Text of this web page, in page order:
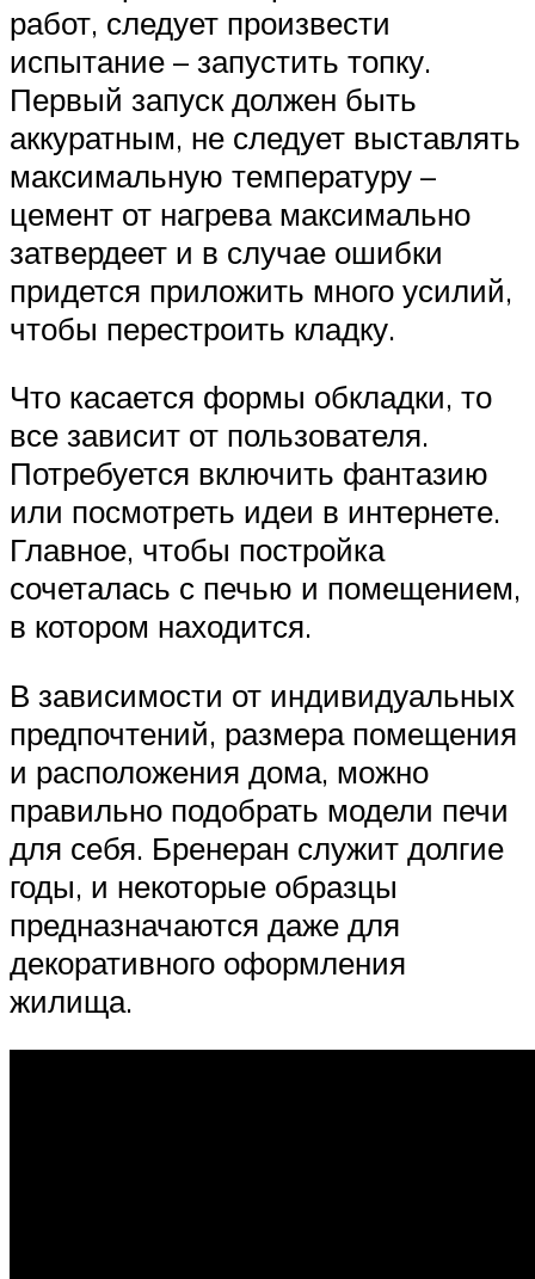
работ, следует произвести
испытание – запустить топку.
Первый запуск должен быть
аккуратным, не следует выставлять
максимальную температуру –
цемент от нагрева максимально
затвердеет и в случае ошибки
придется приложить много усилий,
чтобы перестроить кладку.
Что касается формы обкладки, то
все зависит от пользователя.
Потребуется включить фантазию
или посмотреть идеи в интернете.
Главное, чтобы постройка
сочеталась с печью и помещением,
в котором находится.
В зависимости от индивидуальных
предпочтений, размера помещения
и расположения дома, можно
правильно подобрать модели печи
для себя. Бренеран служит долгие
годы, и некоторые образцы
предназначаются даже для
декоративного оформления
жилища.